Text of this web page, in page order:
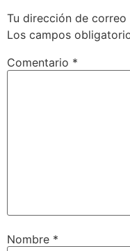
Tu dirección de
Los campos
Comentario *
Nombre *